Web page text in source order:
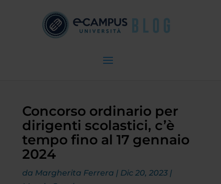
Concorso ordinario per
dirigenti scolastici, c’è
tempo fino al 17 gennaio
2024
da Margherita Ferrera | Dic 20, 2023|